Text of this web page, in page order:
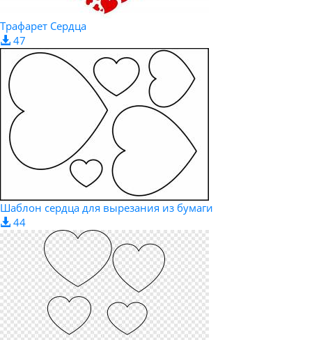
Трафарет Сердца
47
Шаблон сердца для вырезания из бумаги
44